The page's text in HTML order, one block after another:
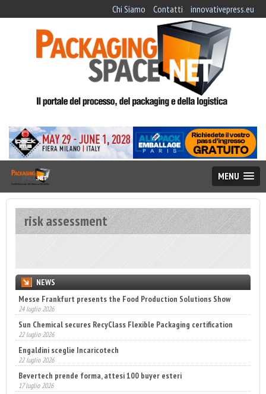
Chi Siamo Contatti innovativepress.eu
MENU
risk assessment
NEWS
Messe Frankfurt presents the Food Production Solutions Show
24 luglio 2026
Sun Chemical secures RecyClass Flexible Packaging certification
22 luglio 2026
Engaldini sceglie Incaricotech
22 luglio 2026
Bevertech prende forma, attesi 100 buyer esteri
17 luglio 2026